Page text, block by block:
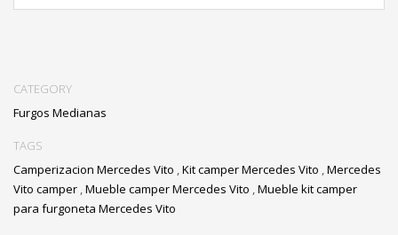
CATEGORY
Furgos Medianas
TAGS
Camperizacion Mercedes Vito Kit camper Mercedes Vito Mercedes
Vito camper Mueble camper Mercedes Vito Mueble kit camper
para furgoneta Mercedes Vito